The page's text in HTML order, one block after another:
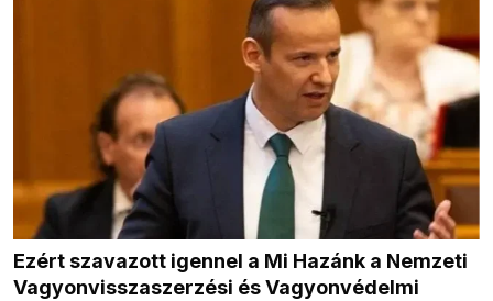
Ezért szavazott igennel a Mi Hazánk a Nemzeti
Vagyonvisszaszerzési és Vagyonvédelmi